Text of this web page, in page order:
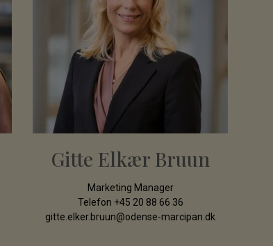
Gitte Elkær Bruun
Marketing Manager
Telefon +45 20 88 66 36
gitte.elker.bruun@odense-marcipan.dk